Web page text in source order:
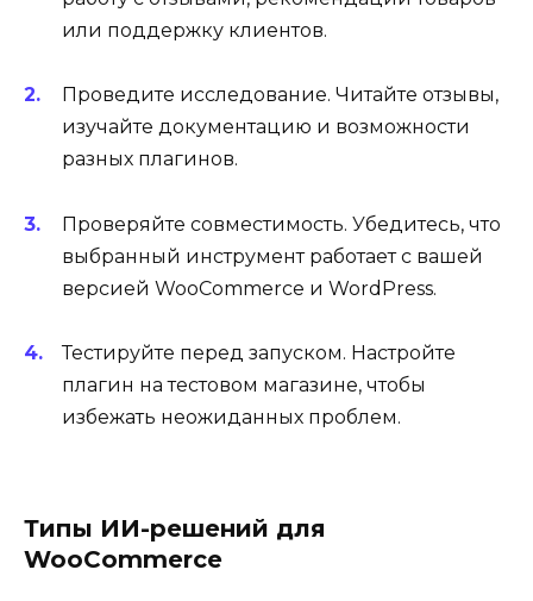
или поддержку клиентов.
Проведите исследование. Читайте отзывы,
изучайте документацию и возможности
разных плагинов.
Проверяйте совместимость. Убедитесь, что
выбранный инструмент работает с вашей
версией WooCommerce и WordPress.
Тестируйте перед запуском. Настройте
плагин на тестовом магазине, чтобы
избежать неожиданных проблем.
Типы ИИ-решений для
WooCommerce